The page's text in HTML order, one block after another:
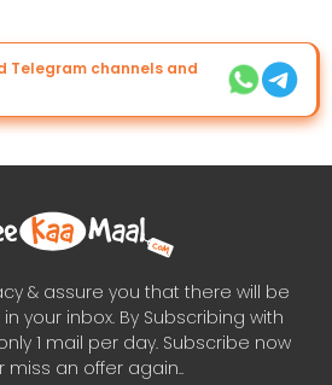
Telegram channels and
& assure you that there will be
your inbox. By Subscribing with
1 mail per day. Subscribe now
miss an offer again..